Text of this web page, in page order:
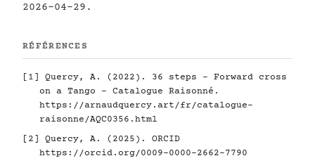
2026-04-29.
RÉFÉRENCES
[1]
Quercy, A. (2022). 36 steps - Forward cross
on a Tango - Catalogue Raisonné.
https://arnaudquercy.art/fr/catalogue-
raisonne/AQC0356.html
[2]
Quercy, A. (2025). ORCID
https://orcid.org/0009-0000-2662-7790